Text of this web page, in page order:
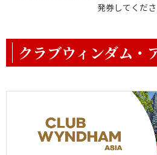
発券してくださ
クラブウィンダム・